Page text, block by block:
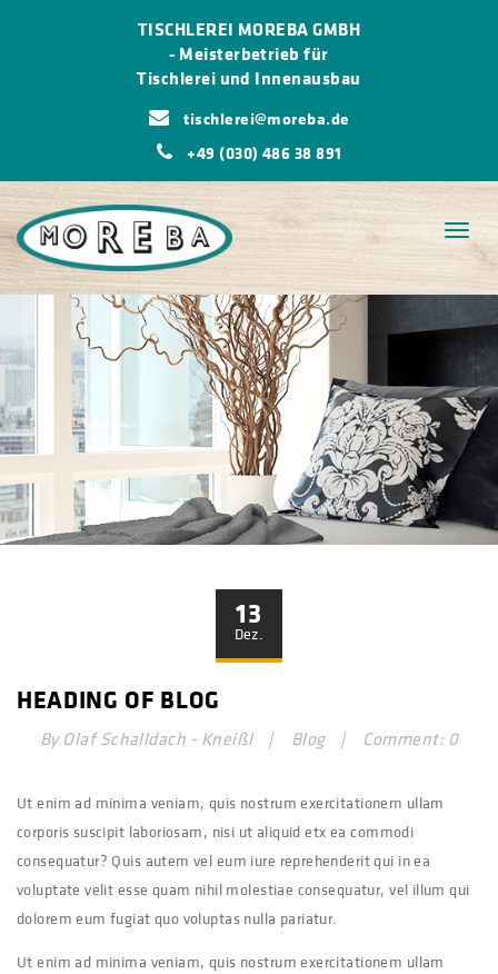
TISCHLEREI MOREBA GMBH
-Meisterbetrieb für
Tischlerei und Innenausbau
tischlerei@moreba.de
+49 (030) 486 38 891
13
Dez.
HEADING OF BLOG
By Olaf Schalldach - Kneißl Blog Comment: 0
Ut enim ad minima veniam, quis nostrum exercitationem ullam
corporis suscipit laboriosam, nisi ut aliquid etx ea commodi
consequatur? Quis autem vel eum iure reprehenderit qui in ea
voluptate velit esse quam nihil molestiae consequatur, vel illum qui
dolorem eum fugiat quo voluptas nulla pariatur.
Ut enim ad minima veniam, quis nostrum exercitationem ullam